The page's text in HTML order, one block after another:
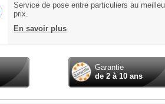
Service de pose entre particuliers au
prix.
En savoir plus
Garantie
de 2 à 10 ans